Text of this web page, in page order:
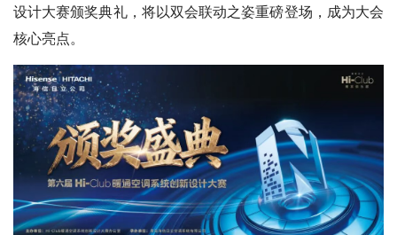
设计大赛颁奖典礼，将以双会联动之姿重磅登场，成为大会
核心亮点。